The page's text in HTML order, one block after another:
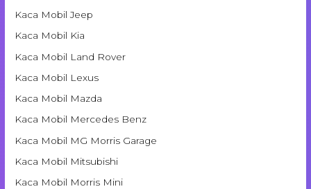
Kaca Mobil Jeep
Kaca Mobil Kia
Kaca Mobil Land Rover
Kaca Mobil Lexus
Kaca Mobil Mazda
Kaca Mobil Mercedes Benz
Kaca Mobil MG Morris Garage
Kaca Mobil Mitsubishi
Kaca Mobil Morris Mini